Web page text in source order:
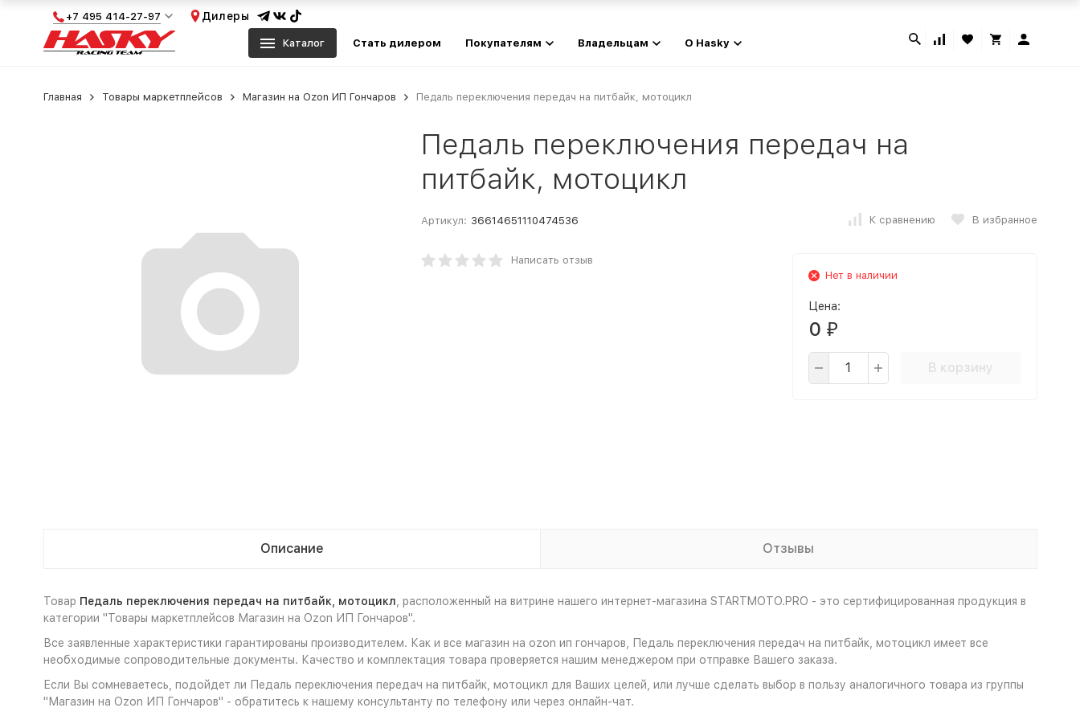
+7 495 414-27-97 Дилеры
Каталог Стать дилером Покупателям Владельцам О Hasky
Главная Товары маркетплейсов Магазин на Ozon ИП Гончаров Педаль переключения передач на питбайк, мотоцикл
Педаль переключения передач на
питбайк, мотоцикл
Артикул: 36614651110474536 К сравнению В избранное
Написать отзыв
Нет в наличии
Цена:
0 ₽
В корзину
Описание Отзывы
Товар Педаль переключения передач на питбайк, мотоцикл , расположенный на витрине нашего интернет-магазина STARTMOTO.PRO - это сертифицированная продукция в
категории "Товары маркетплейсов Магазин на Ozon ИП Гончаров".
Все заявленные характеристики гарантированы производителем. Как и все магазин на ozon ип гончаров, Педаль переключения передач на питбайк, мотоцикл имеет все
необходимые сопроводительные документы. Качество и комплектация товара проверяется нашим менеджером при отправке Вашего заказа.
Если Вы сомневаетесь, подойдет ли Педаль переключения передач на питбайк, мотоцикл для Ваших целей, или лучше сделать выбор в пользу аналогичного товара из группы
"Магазин на Ozon ИП Гончаров" - обратитесь к нашему консультанту по телефону или через онлайн-чат.